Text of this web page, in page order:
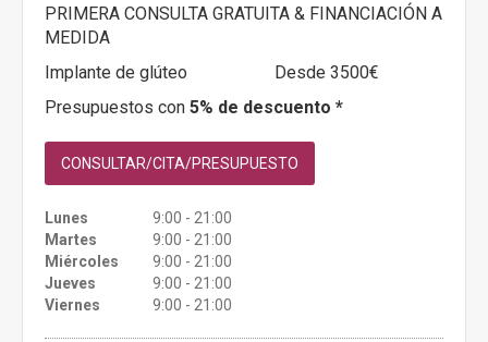
PRIMERA CONSULTA GRATUITA & FINANCIACIÓN A
MEDIDA
Implante de glúteo
Desde 3500€
Presupuestos con 5% de descuento *
CONSULTAR/CITA/PRESUPUESTO
Lunes
9:00 - 21:00
Martes
9:00 - 21:00
Miércoles
9:00 - 21:00
Jueves
9:00 - 21:00
Viernes
9:00 - 21:00